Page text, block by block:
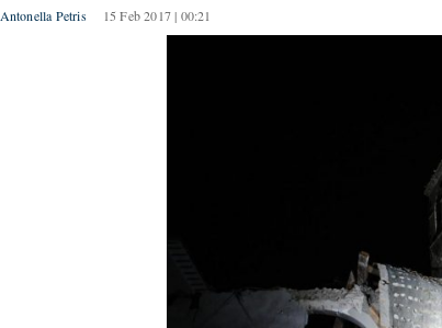
Antonella Petris 15 Feb 2017 | 00:21